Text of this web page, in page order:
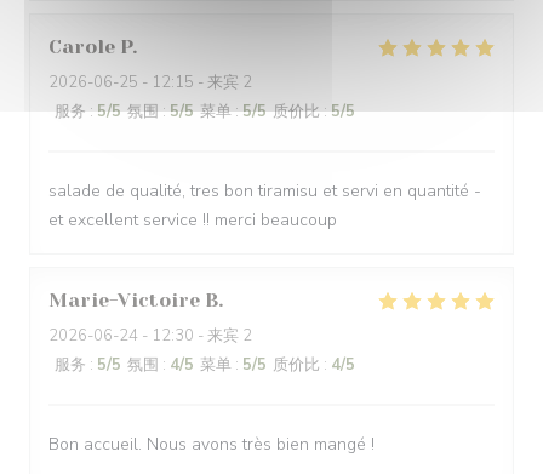
Carole P
2026-06-25 - 12:15 - 来宾 2
服务 : 5/5 氛围:5/5 菜单:5/5 质价比:5/5
salade de qualité, tres bon tiramisu et servi en quantité -
et excellent service !! merci beaucoup
Marie-Victoire B
2026-06-24 - 12:30 - 来宾 2
服务 : 5/5 氛围 : 4/5 菜单 : 5/5 质价比 : 4/5
Bon accueil. Nous avons très bien mangé !